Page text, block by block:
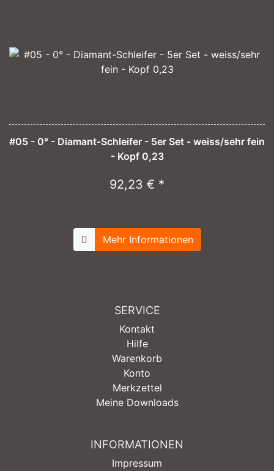
#05 - 0° - Diamant-Schleifer - 5er Set - weiss/sehr fein
- Kopf 0,23
92,23 € *
Mehr Informationen
SERVICE
Kontakt
Hilfe
Warenkorb
Konto
Merkzettel
Meine Downloads
INFORMATIONEN
Impressum